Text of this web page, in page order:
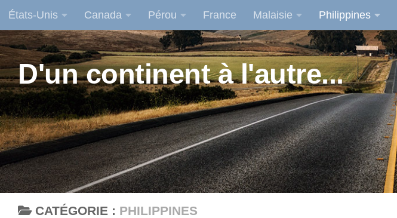
Skip to content
États-Unis Canada Pérou France Malaisie Philippines
D'un continent à l'autre...
CATÉGORIE : PHILIPPINES